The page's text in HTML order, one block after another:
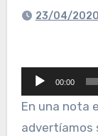
23/04/2020
Reproductor
de
audio
00:00
En una nota editorial del día 12 de marzo,
advertíamos